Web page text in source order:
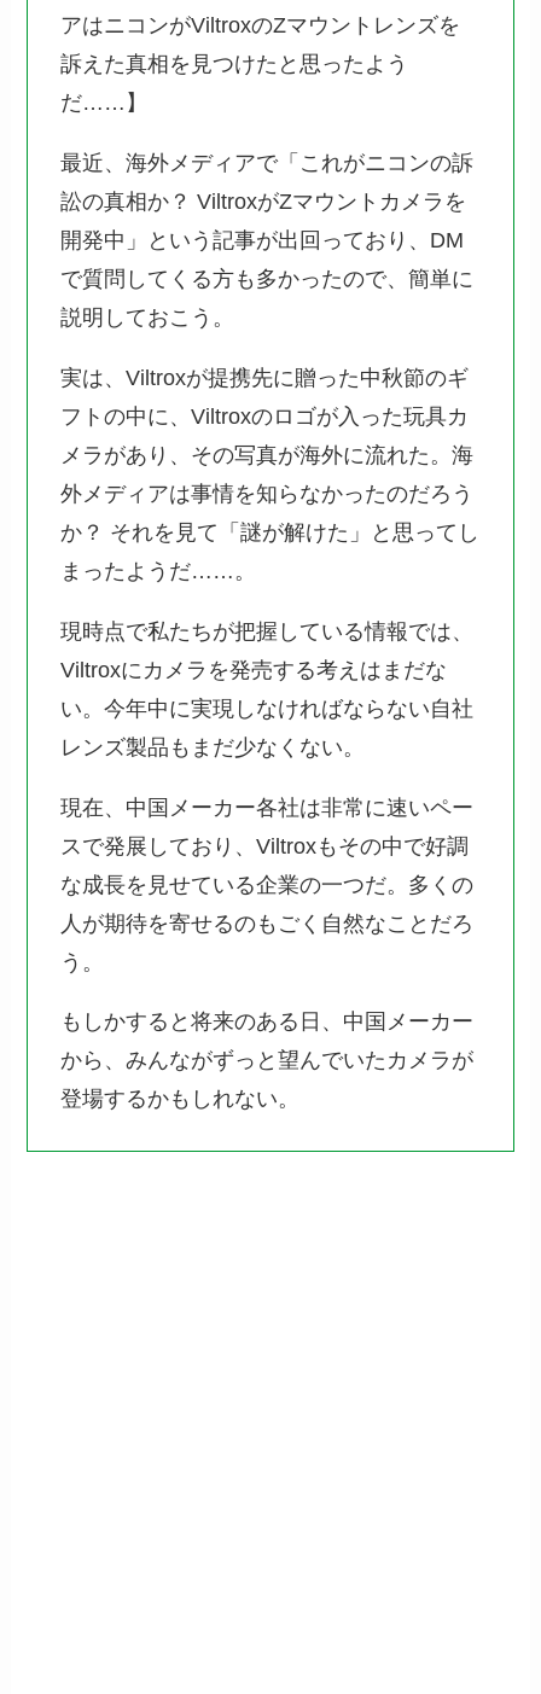
アはニコンがViltroxのZマウントレンズを
訴えた真相を見つけたと思ったよう
だ……】
最近、海外メディアで「これがニコンの訴
訟の真相か？ ViltroxがZマウントカメラを
開発中」という記事が出回っており、DM
で質問してくる方も多かったので、簡単に
説明しておこう。
実は、Viltroxが提携先に贈った中秋節のギ
フトの中に、Viltroxのロゴが入った玩具カ
メラがあり、その写真が海外に流れた。海
外メディアは事情を知らなかったのだろう
か？ それを見て「謎が解けた」と思ってし
まったようだ……。
現時点で私たちが把握している情報では、
Viltroxにカメラを発売する考えはまだな
い。今年中に実現しなければならない自社
レンズ製品もまだ少なくない。
現在、中国メーカー各社は非常に速いペー
スで発展しており、Viltroxもその中で好調
な成長を見せている企業の一つだ。多くの
人が期待を寄せるのもごく自然なことだろ
う。
もしかすると将来のある日、中国メーカー
から、みんながずっと望んでいたカメラが
登場するかもしれない。